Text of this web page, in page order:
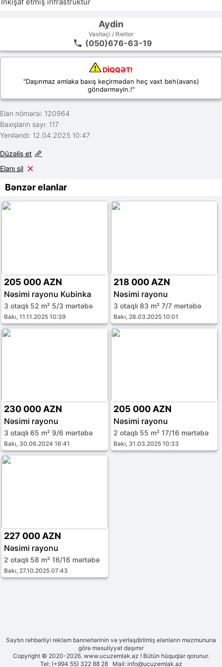
Aydin
Vasitəçi / Rieltor
(050)676-63-19
DİQQƏT!
"Daşınmaz əmlaka baxış keçirmədən heç vaxt beh(avans)
göndərməyin.!"
Elan nömərsi: 120964
Baxışların sayı: 117
Yeniləndi: 12.04.2025 10:47
Düzəliş et
Elanı sil
Bənzər elanlar
205 000 AZN
Nəsimi rayonu Kubinka
3 otaqlı 52 m² 5/3 mərtəbə
Bakı, 11.11.2025 10:39
218 000 AZN
Nəsimi rayonu
3 otaqlı 83 m² 7/7 mərtəbə
Bakı, 28.03.2025 10:01
230 000 AZN
Nəsimi rayonu
3 otaqlı 65 m² 9/6 mərtəbə
Bakı, 30.06.2024 16:41
205 000 AZN
Nəsimi rayonu
2 otaqlı 55 m² 17/16 mərtəbə
Bakı, 31.03.2025 10:33
227 000 AZN
Nəsimi rayonu
2 otaqlı 58 m² 16/16 mərtəbə
Bakı, 27.10.2025 07:43
Saytın rəhbərliyi reklam bannerlərinin və yerləşdirilmiş elanların məzmununa
görə məsuliyyət daşımır
Copyright © 2020-2026. www.ucuzemlak.az ! Bütün hüquqlar qorunur.
Tel: (+994 55) 322 88 28 Mail: info@ucuzemlak.az